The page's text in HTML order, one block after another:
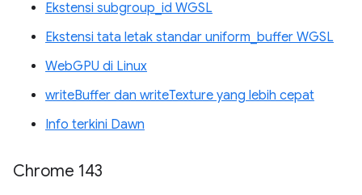
Ekstensi subgroup_id WGSL
Ekstensi tata letak standar uniform_buffer WGSL
WebGPU di Linux
writeBuffer dan writeTexture yang lebih cepat
Info terkini Dawn
Chrome 143